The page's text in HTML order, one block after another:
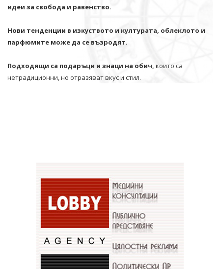
идеи за свобода и равенство.
Нови тенденции в изкуството и културата, облеклото и
парфюмите може да се възродят.
Подходящи са подаръци и знаци на обич, които са
нетрадиционни, но отразяват вкус и стил.